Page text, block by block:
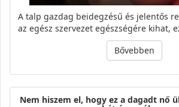
A talp gazdag beidegzésű és jelentős
az egész szervezet egészségére kihat,
Bővebben
Nem hiszem el, hogy ez a dagadt nő